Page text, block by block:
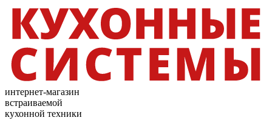
интернет-магазин
встраиваемой
кухонной техники